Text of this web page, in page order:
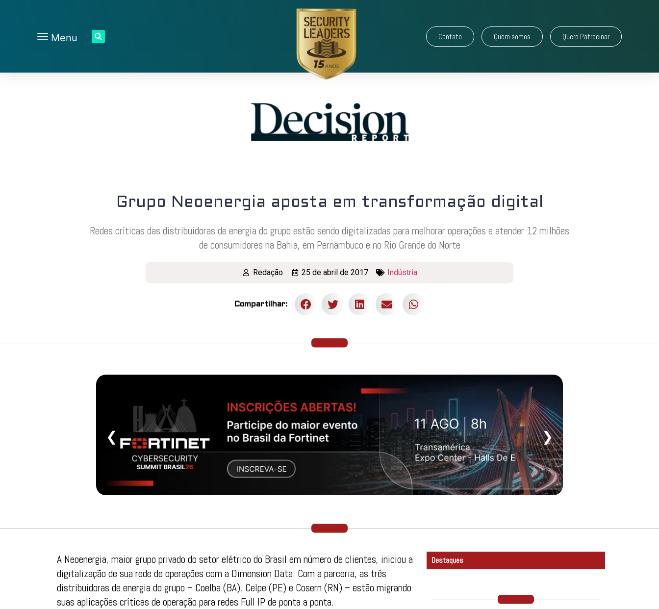
Menu Contato Quem somos Quero Patrocinar
Grupo Neoenergia aposta em transformação digital
Redes críticas das distribuidoras de energia do grupo estão sendo digitalizadas para melhorar operações e atender 12 milhões
de consumidores na Bahia, em Pernambuco e no Rio Grande do Norte
Redação 25 de abril de 2017 Indústria
Compartilhar:
❮ ❯
A Neoenergia, maior grupo privado do setor elétrico do Brasil em número de clientes, iniciou a
digitalização de sua rede de operações com a Dimension Data. Com a parceria, as três
distribuidoras de energia do grupo – Coelba (BA), Celpe (PE) e Cosern (RN) – estão migrando
suas aplicações críticas de operação para redes Full IP de ponta a ponta.
Destaques